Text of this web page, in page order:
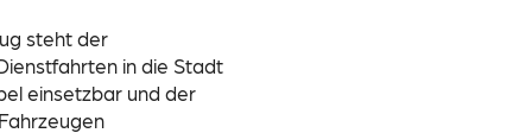
steht der
in die Stadt
einsetzbar und der